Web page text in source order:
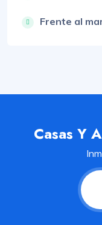
Frente al
Casas Y